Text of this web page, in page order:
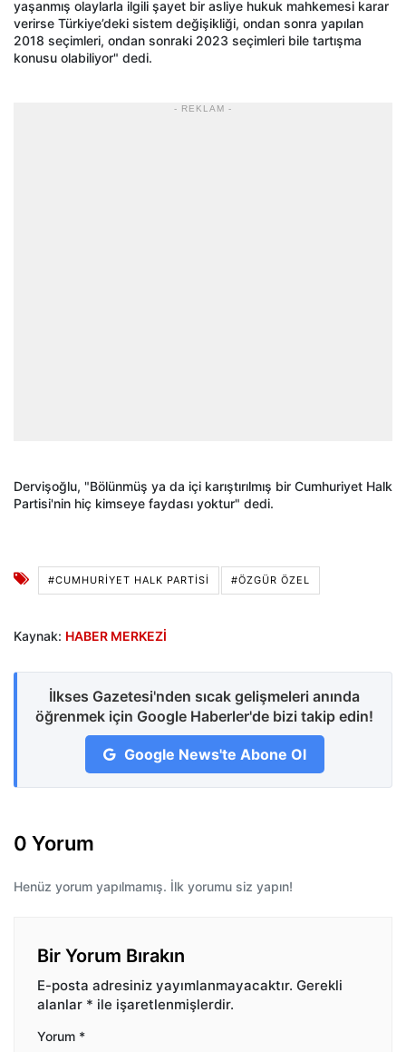
yaşanmış olaylarla ilgili şayet bir asliye hukuk mahkemesi karar
verirse Türkiye’deki sistem değişikliği, ondan sonra yapılan
2018 seçimleri, ondan sonraki 2023 seçimleri bile tartışma
konusu olabiliyor" dedi.
- REKLAM -
Dervişoğlu, "Bölünmüş ya da içi karıştırılmış bir Cumhuriyet Halk
Partisi'nin hiç kimseye faydası yoktur" dedi.
#CUMHURİYET HALK PARTİSİ #ÖZGÜR ÖZEL
Kaynak: HABER MERKEZİ
İlkses Gazetesi'nden sıcak gelişmeleri anında
öğrenmek için Google Haberler'de bizi takip edin!
Google News'te Abone Ol
0 Yorum
Henüz yorum yapılmamış. İlk yorumu siz yapın!
Bir Yorum Bırakın
E-posta adresiniz yayımlanmayacaktır. Gerekli
alanlar * ile işaretlenmişlerdir.
Yorum *